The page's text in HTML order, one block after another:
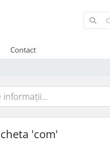
Contact
'com'